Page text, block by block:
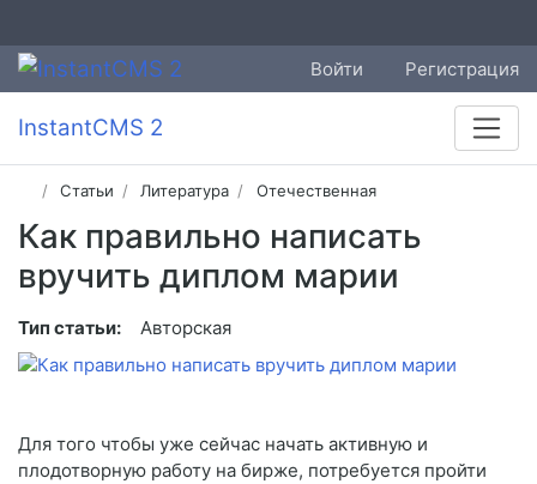
Войти Регистрация
InstantCMS 2
Статьи Литература Отечественная
Как правильно написать
вручить диплом марии
Тип статьи: Авторская
Для того чтобы уже сейчас начать активную и
плодотворную работу на бирже, потребуется пройти